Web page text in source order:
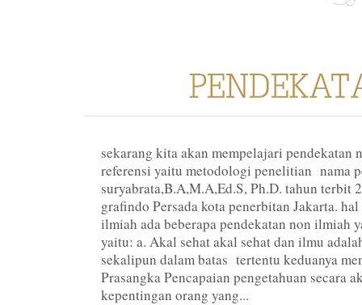
sekarang kita akan mempelajari pendekatan
referensi yaitu metodologi penelitian nama
suryabrata,B.A,M.A,Ed.S, Ph.D. tahun terbit
grafindo Persada kota penerbitan Jakarta.
ilmiah ada beberapa pendekatan non ilmiah
yaitu: a. Akal sehat akal sehat dan ilmu
sekalipun dalam batas tertentu keduanya
Prasangka Pencapaian pengetahuan secara
kepentingan orang yang...